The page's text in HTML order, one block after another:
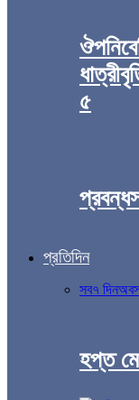
৫
প্রতিদিন
সব৭ দিন
হপ্ত